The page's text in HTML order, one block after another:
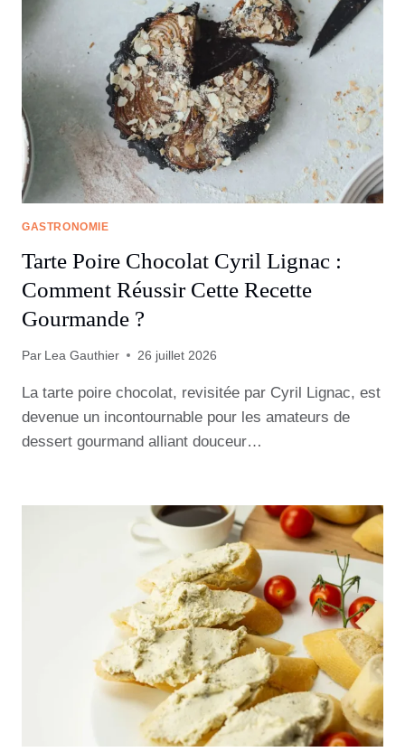
GASTRONOMIE
Tarte Poire Chocolat Cyril Lignac :
Comment Réussir Cette Recette
Gourmande ?
Par Lea Gauthier 26 juillet 2026
La tarte poire chocolat, revisitée par Cyril Lignac, est
devenue un incontournable pour les amateurs de
dessert gourmand alliant douceur…